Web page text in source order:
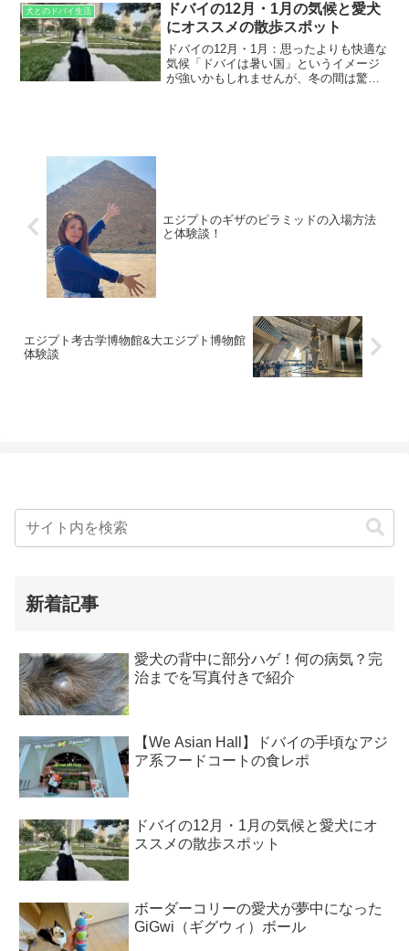
は愛犬のお散歩が本当に大変！毎年６
月〜９月は特にかなり暑く...
犬とのドバイ生活
ドバイの12月・1月の気候と愛犬
にオススメの散歩スポット
ドバイの12月・1月：思ったよりも快適な
気候「ドバイは暑い国」というイメージ
が強いかもしれませんが、冬の間は驚く
エジプトのギザのピラミッドの入場方法
と体験談！
エジプト考古学博物館&大エジプト博物館
体験談
新着記事
愛犬の背中に部分ハゲ！何の病気？完
治までを写真付きで紹介
【We Asian Hall】ドバイの手頃なアジ
ア系フードコートの食レポ
ドバイの12月・1月の気候と愛犬にオ
ススメの散歩スポット
ボーダーコリーの愛犬が夢中になった
GiGwi（ギグウィ）ボール